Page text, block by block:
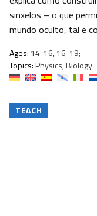
sinxelos – o que
mundo oculto, tal e
Ages: 14-16, 16-19;
Topics:Physics, Biology
TEACH